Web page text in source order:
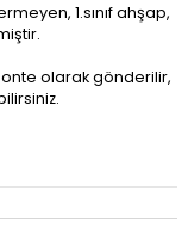
1.sınıf ahşap,
olarak gönderilir,